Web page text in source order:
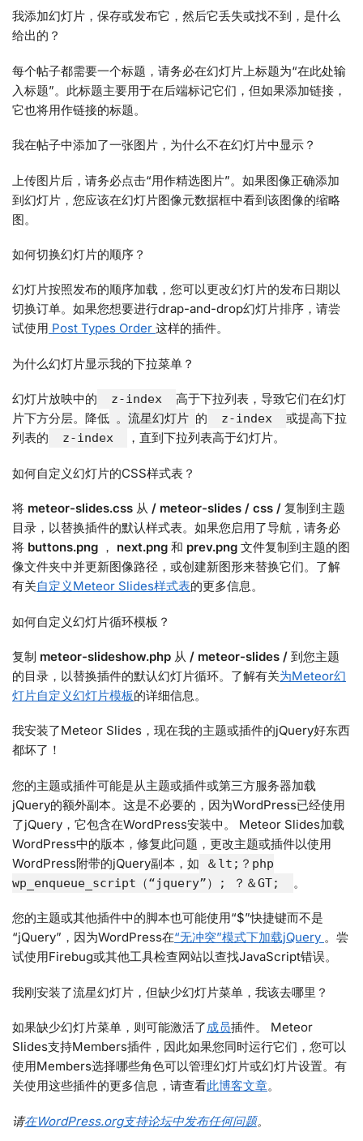
我添加幻灯片，保存或发布它，然后它丢失或找不到，是什么
给出的？
每个帖子都需要一个标题，请务必在幻灯片上标题为“在此处输
入标题”。此标题主要用于在后端标记它们，但如果添加链接，
它也将用作链接的标题。
我在帖子中添加了一张图片，为什么不在幻灯片中显示？
上传图片后，请务必点击“用作精选图片”。如果图像正确添加
到幻灯片，您应该在幻灯片图像元数据框中看到该图像的缩略
图。
如何切换幻灯片的顺序？
幻灯片按照发布的顺序加载，您可以更改幻灯片的发布日期以
切换订单。如果您想要进行drap-and-drop幻灯片排序，请尝
试使用 Post Types Order 这样的插件。
为什么幻灯片显示我的下拉菜单？
幻灯片放映中的 z-index
高于下拉列表，导致它们在幻灯
片下方分层。降低 。流星幻灯片 的 z-index
或提高下拉
列表的
z-index ，直到下拉列表高于幻灯片。
如何自定义幻灯片的CSS样式表？
将 meteor-slides.css 从 / meteor-slides / css / 复制到主题
目录，以替换插件的默认样式表。如果您启用了导航，请务必
将 buttons.png ， next.png 和 prev.png 文件复制到主题的图
像文件夹中并更新图像路径，或创建新图形来替换它们。了解
有关自定义Meteor Slides样式表的更多信息。
如何自定义幻灯片循环模板？
复制 meteor-slideshow.php 从 / meteor-slides / 到您主题
的目录，以替换插件的默认幻灯片循环。了解有关为Meteor幻
灯片自定义幻灯片模板的详细信息。
我安装了Meteor Slides，现在我的主题或插件的jQuery好东西
都坏了！
您的主题或插件可能是从主题或插件或第三方服务器加载
jQuery的额外副本。这是不必要的，因为WordPress已经使用
了jQuery，它包含在WordPress安装中。 Meteor Slides加载
WordPress中的版本，修复此问题，更改主题或插件以使用
WordPress附带的jQuery副本，如
＆lt;？php
wp_enqueue_script（“jquery”）; ？＆GT;
。
您的主题或其他插件中的脚本也可能使用“$”快捷键而不是
“jQuery”，因为WordPress在“无冲突”模式下加载jQuery 。尝
试使用Firebug或其他工具检查网站以查找JavaScript错误。
我刚安装了流星幻灯片，但缺少幻灯片菜单，我该去哪里？
如果缺少幻灯片菜单，则可能激活了成员插件。 Meteor
Slides支持Members插件，因此如果您同时运行它们，您可以
使用Members选择哪些角色可以管理幻灯片或幻灯片设置。有
关使用这些插件的更多信息，请查看此博客文章。
请在WordPress.org支持论坛中发布任何问题。